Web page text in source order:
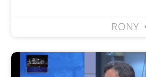
RONY